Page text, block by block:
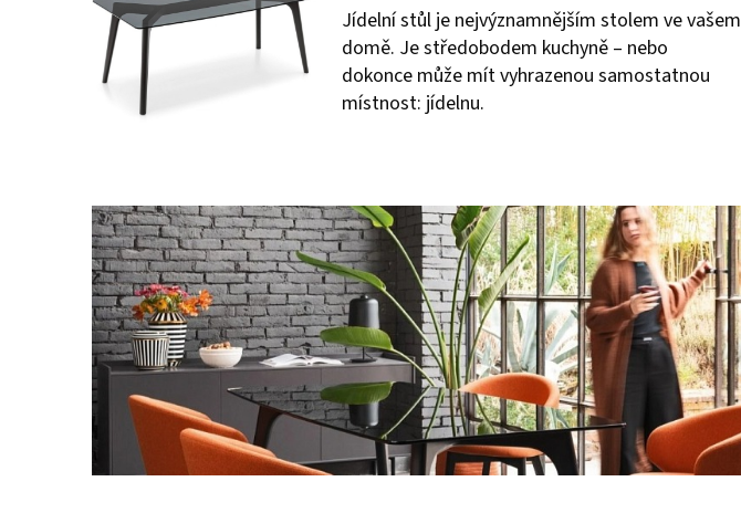
Jídelní stůl je nejvýznamnějším stolem ve vašem
domě. Je středobodem kuchyně – nebo
dokonce může mít vyhrazenou samostatnou
místnost: jídelnu.